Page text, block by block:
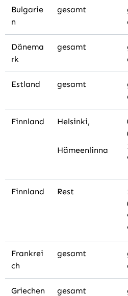
Bulgarie
n
gesamt
Dänema
rk
gesamt
Estland gesamt
Finnland Helsinki,
Hämeenlinna
Finnland Rest
Frankrei
ch
gesamt
Griechen gesamt